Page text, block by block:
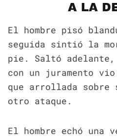
A LA
El hombre pisó
seguida sintió la
pie. Saltó
con un juramento
que arrollada sobre
otro ataque.
El hombre echó una